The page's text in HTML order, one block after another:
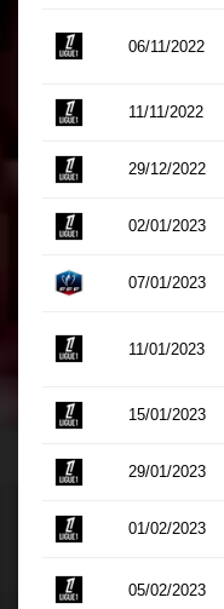
06/11/2022
11/11/2022
29/12/2022
02/01/2023
07/01/2023
11/01/2023
15/01/2023
29/01/2023
01/02/2023
05/02/2023